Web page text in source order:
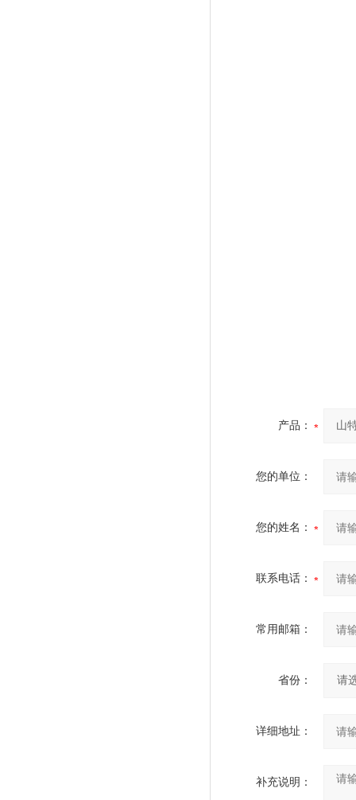
产品：
您的单位：
您的姓名：
联系电话：
常用邮箱：
省份：
详细地址：
补充说明：